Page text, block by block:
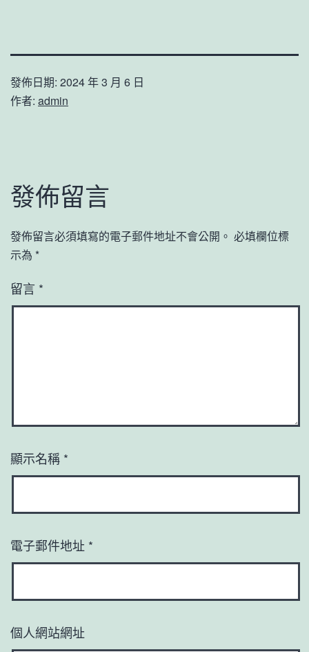
發佈日期: 2024 年 3 月 6 日
作者: admin
發佈留言
發佈留言必須填寫的電子郵件地址不會公開。 必填欄位標
示為 *
留言 *
顯示名稱 *
電子郵件地址 *
個人網站網址